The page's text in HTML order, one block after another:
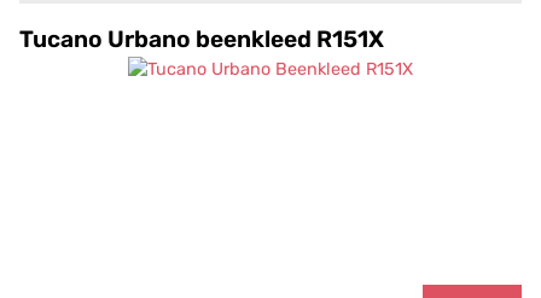
Tucano Urbano beenkleed R151X